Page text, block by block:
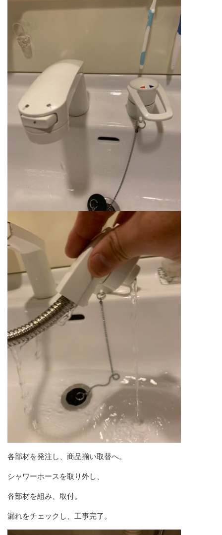
各部材を発注し、商品揃い取替へ。
シャワーホースを取り外し、
各部材を組み、取付。
漏れをチェックし、工事完了。